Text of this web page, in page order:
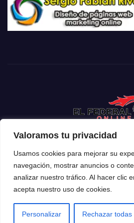
Valoramos tu privacidad
Usamos cookies para mejorar su
navegación, mostrar anuncios o
analizar nuestro tráfico. Al hacer clic
acepta nuestro uso de cookies.
Personalizar Rechazar todas
Funciona gracias a WordPress |Tema:
Inicio Mendoza Argentina
Espectáculos El Mundo